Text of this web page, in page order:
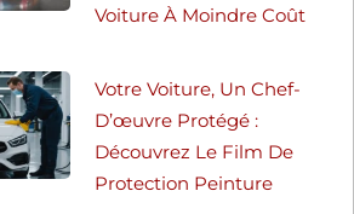
Voiture À Moindre Coût
Votre Voiture, Un Chef-
D’œuvre Protégé :
Découvrez Le Film De
Protection Peinture